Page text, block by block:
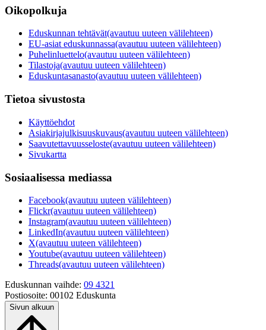
Oikopolkuja
Eduskunnan tehtävät(avautuu uuteen välilehteen)
EU-asiat eduskunnassa(avautuu uuteen välilehteen)
Puhelinluettelo(avautuu uuteen välilehteen)
Tilastoja(avautuu uuteen välilehteen)
Eduskuntasanasto(avautuu uuteen välilehteen)
Tietoa sivustosta
Käyttöehdot
Asiakirjajulkisuuskuvaus(avautuu uuteen välilehteen)
Saavutettavuusseloste(avautuu uuteen välilehteen)
Sivukartta
Sosiaalisessa mediassa
Facebook(avautuu uuteen välilehteen)
Flickr(avautuu uuteen välilehteen)
Instagram(avautuu uuteen välilehteen)
LinkedIn(avautuu uuteen välilehteen)
X(avautuu uuteen välilehteen)
Youtube(avautuu uuteen välilehteen)
Threads(avautuu uuteen välilehteen)
Eduskunnan vaihde: 09 4321
Postiosoite: 00102 Eduskunta
Sivun alkuun